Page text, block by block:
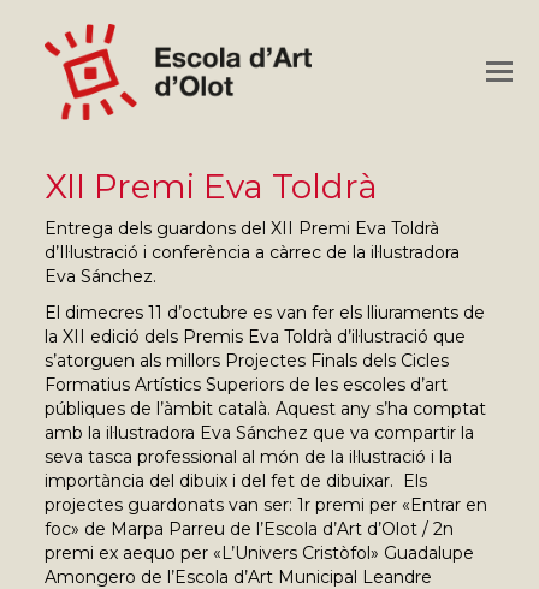
XII Premi Eva Toldrà
Entrega dels guardons del XII Premi Eva Toldrà
d’Il·lustració i conferència a càrrec de la il·lustradora
Eva Sánchez.
El dimecres 11 d’octubre es van fer els lliuraments de
la XII edició dels Premis Eva Toldrà d’il·lustració que
s’atorguen als millors Projectes Finals dels Cicles
Formatius Artístics Superiors de les escoles d’art
públiques de l’àmbit català. Aquest any s’ha comptat
amb la il·lustradora Eva Sánchez que va compartir la
seva tasca professional al món de la il·lustració i la
importància del dibuix i del fet de dibuixar. Els
projectes guardonats van ser: 1r premi per «Entrar en
foc» de Marpa Parreu de l’Escola d’Art d’Olot / 2n
premi ex aequo per «L’Univers Cristòfol» Guadalupe
Amongero de l’Escola d’Art Municipal Leandre